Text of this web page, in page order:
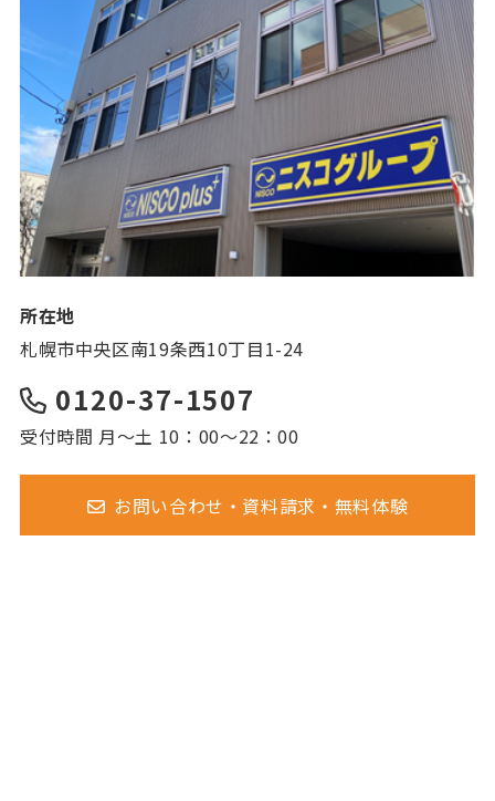
所在地
札幌市中央区南19条西10丁目1-24
0120-37-1507
受付時間 月～土 10：00～22：00
お問い合わせ・資料請求・無料体験